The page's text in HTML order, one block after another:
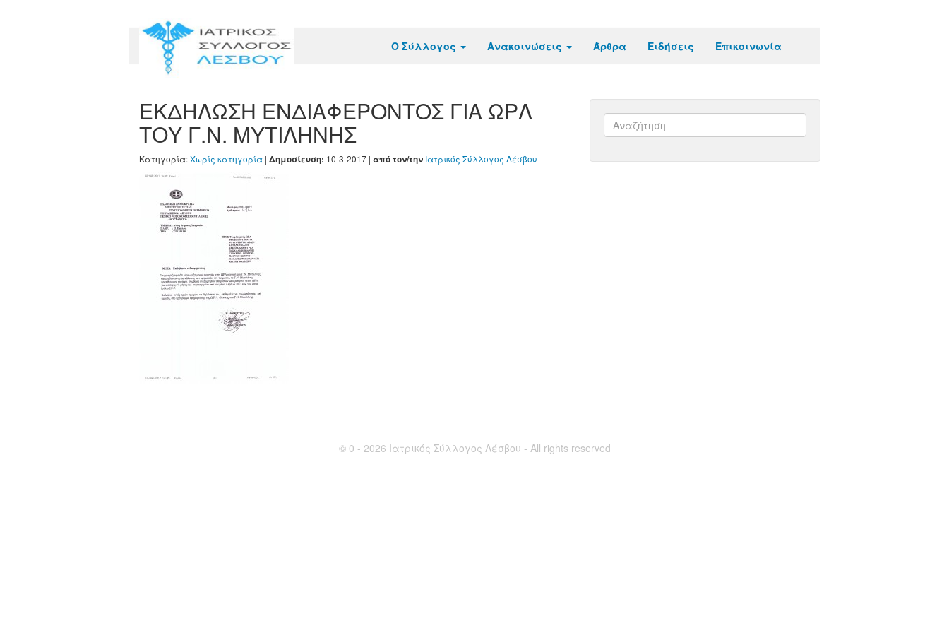
Ο Σύλλογος Ανακοινώσεις Άρθρα Ειδήσεις Επικοινωνία
ΕΚΔΗΛΩΣΗ ΕΝΔΙΑΦΕΡΟΝΤΟΣ ΓΙΑ ΩΡΛ
ΤΟΥ Γ.Ν. ΜΥΤΙΛΗΝΗΣ
Κατηγορία:Χωρίς κατηγορία | Δημοσίευση: 10-3-2017 | από τον/την Ιατρικός Σύλλογος Λέσβου
© 0 - 2026 Ιατρικός Σύλλογος Λέσβου - All rights reserved